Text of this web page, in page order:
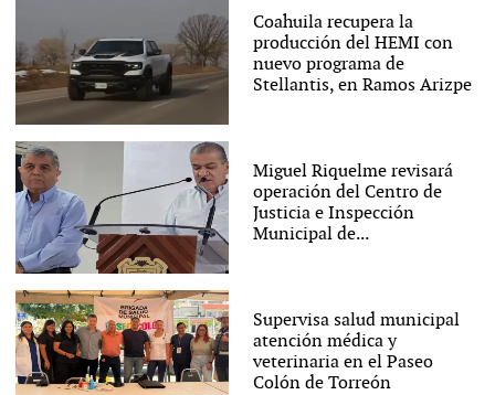
Coahuila recupera la
producción del HEMI con
nuevo programa de
Stellantis, en Ramos Arizpe
Miguel Riquelme revisará
operación del Centro de
Justicia e Inspección
Municipal de...
Supervisa salud municipal
atención médica y
veterinaria en el Paseo
Colón de Torreón